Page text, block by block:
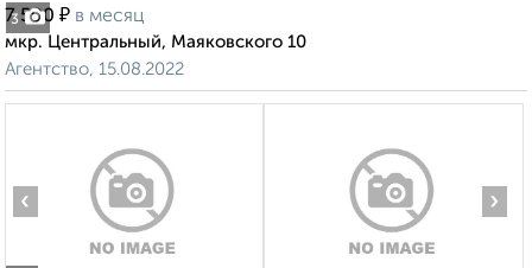
3
7 500 ₽ в месяц
мкр. Центральный, Маяковского 10
Агентство, 15.08.2022
‹ ›